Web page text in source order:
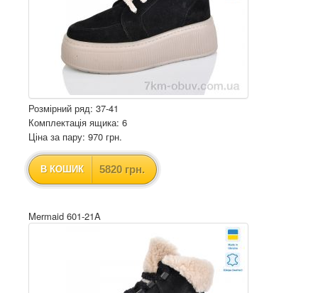
Розмірний ряд: 37-41
Комплектація ящика: 6
Ціна за пару: 970 грн.
В КОШИК 5820 грн.
Mermaid 601-21A